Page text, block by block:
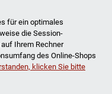
für ein optimales
die Session-
Ihrem Rechner
des Online-Shops
klicken Sie bitte